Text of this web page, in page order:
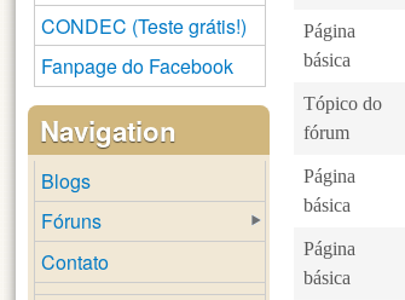
Página
básica
Tópico do
fórum
Página
básica
Página
básica
CONDEC (Teste grátis!)
Fanpage do Facebook
Navigation
Blogs
Fóruns
Contato